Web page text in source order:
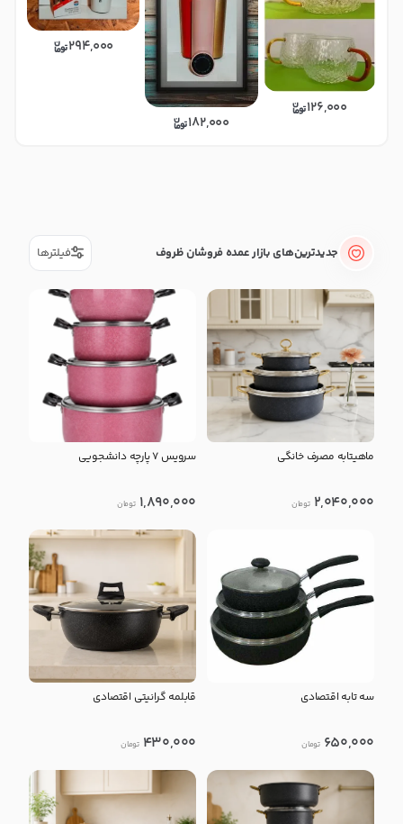
126,000
182,000
294,000
جدیدترین‌های بازار عمده فروشان ظروف فیلترها
ماهیتابه مصرف خانگی
2,040,000 تومان
سرویس 7 پارچه دانشجویی
1,890,000 تومان
سه تابه اقتصادی
650,000 تومان
قابلمه گرانیتی اقتصادی
430,000 تومان